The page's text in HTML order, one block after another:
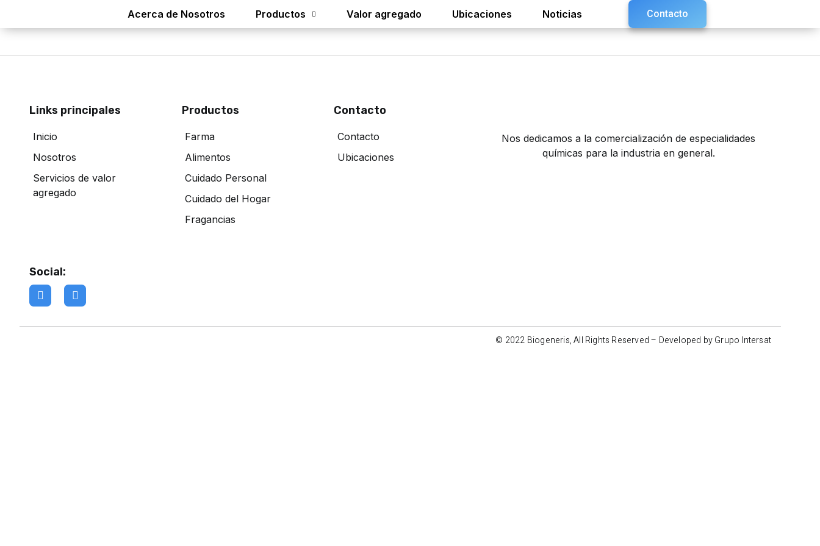
Acerca de Nosotros Productos Valor agregado Ubicaciones Noticias Contacto
Links principales
Inicio
Nosotros
Servicios de valor
agregado
Productos
Farma
Alimentos
Cuidado Personal
Cuidado del Hogar
Fragancias
Contacto
Contacto
Ubicaciones
Nos dedicamos a la comercialización de especialidades
químicas para la industria en general.
Social:
© 2022 Biogeneris, All Rights Reserved – Developed by Grupo Intersat